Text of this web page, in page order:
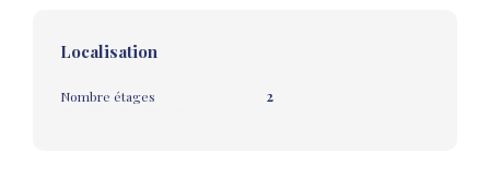
Localisation
Nombre étages 2